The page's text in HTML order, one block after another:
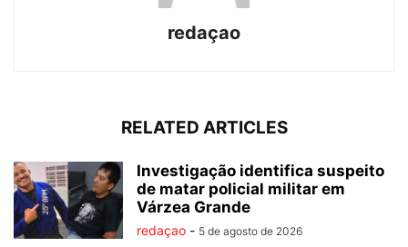
redaçao
RELATED ARTICLES
Investigação identifica suspeito
de matar policial militar em
Várzea Grande
redaçao - 5 de agosto de 2026